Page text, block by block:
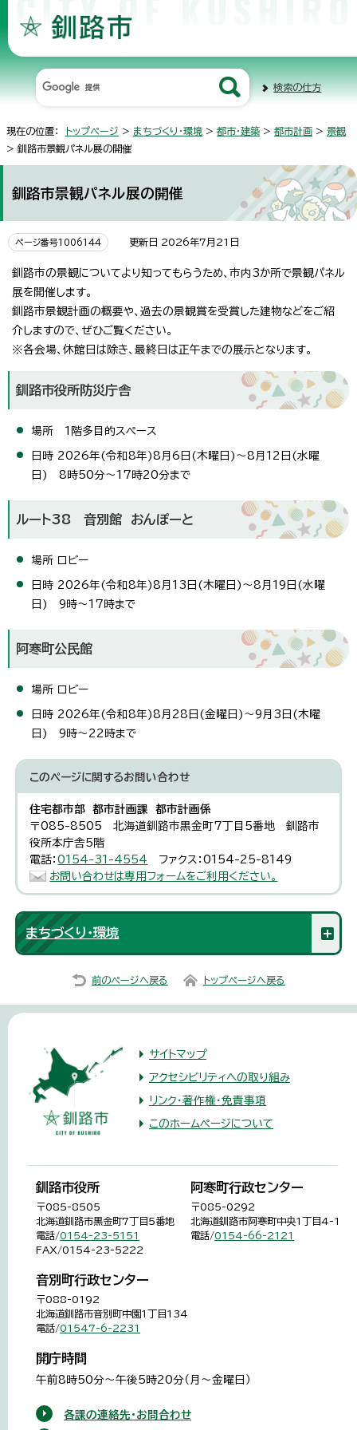
検索の仕方
現在の位置： トップページ > まちづくり・環境 > 都市・建築 > 都市計画 > 景観
> 釧路市景観パネル展の開催
釧路市景観パネル展の開催
ページ番号1006144 更新日 2026年7月21日
釧路市の景観についてより知ってもらうため、市内3か所で景観パネル
展を開催します。
釧路市景観計画の概要や、過去の景観賞を受賞した建物などをご紹
介しますので、ぜひご覧ください。
※各会場、休館日は除き、最終日は正午までの展示となります。
釧路市役所防災庁舎
場所 1階多目的スペース
日時 2026年(令和8年)8月6日(木曜日)～8月12日(水曜
日) 8時50分～17時20分まで
ルート38 音別館 おんぽーと
場所 ロビー
日時 2026年(令和8年)8月13日(木曜日)～8月19日(水曜
日) 9時～17時まで
阿寒町公民館
場所 ロビー
日時 2026年(令和8年)8月28日(金曜日)～9月3日(木曜
日) 9時～22時まで
このページに関するお問い合わせ
住宅都市部 都市計画課 都市計画係
〒085-8505 北海道釧路市黒金町7丁目5番地 釧路市
役所本庁舎5階
電話：0154-31-4554
ファクス：0154-25-8149
お問い合わせは専用フォームをご利用ください。
まちづくり・環境
前のページへ戻る トップページへ戻る
サイトマップ
アクセシビリティへの取り組み
リンク・著作権・免責事項
このホームページについて
釧路市役所
〒085-8505
北海道釧路市黒金町7丁目5番地
電話/0154-23-5151
FAX/0154-23-5222
阿寒町行政センター
〒085-0292
北海道釧路市阿寒町中央1丁目4-1
電話/0154-66-2121
音別町行政センター
〒088-0192
北海道釧路市音別町中園1丁目134
電話/01547-6-2231
開庁時間
午前8時50分～午後5時20分（月～金曜日）
各課の連絡先・お問合わせ